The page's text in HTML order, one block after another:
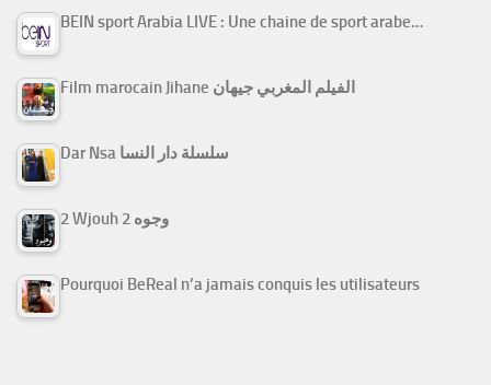
BEIN sport Arabia LIVE : Une chaine de sport arabe…
Film marocain Jihane الفيلم المغربي جيهان
Dar Nsa سلسلة دار النسا
2 Wjouh 2 وجوه
Pourquoi BeReal n’a jamais conquis les utilisateurs